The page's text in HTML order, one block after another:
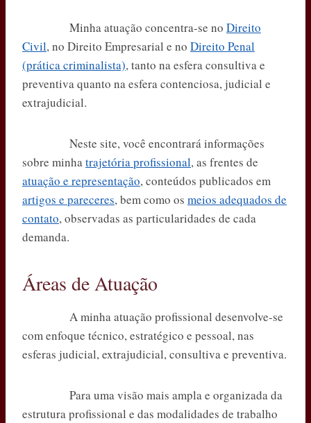
Minha atuação concentra-se no Direito
Civil, no Direito Empresarial e no Direito Penal
(prática criminalista), tanto na esfera consultiva e
preventiva quanto na esfera contenciosa, judicial e
extrajudicial.
Neste site, você encontrará informações
sobre minhatrajetória profissional, as frentes de
atuação e representação, conteúdos publicados em
artigos e pareceres, bem como os meios adequados de
contato, observadas as particularidades de cada
demanda.
Áreas de Atuação
A minha atuação profissional desenvolve-se
com enfoque técnico, estratégico e pessoal, nas
esferas judicial, extrajudicial, consultiva e preventiva.
Para uma visão mais ampla e organizada da
estrutura profissional e das modalidades de trabalho